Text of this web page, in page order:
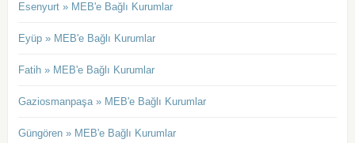
Esenyurt » MEB'e Bağlı Kurumlar
Eyüp » MEB'e Bağlı Kurumlar
Fatih » MEB'e Bağlı Kurumlar
Gaziosmanpaşa » MEB'e Bağlı Kurumlar
Güngören » MEB'e Bağlı Kurumlar